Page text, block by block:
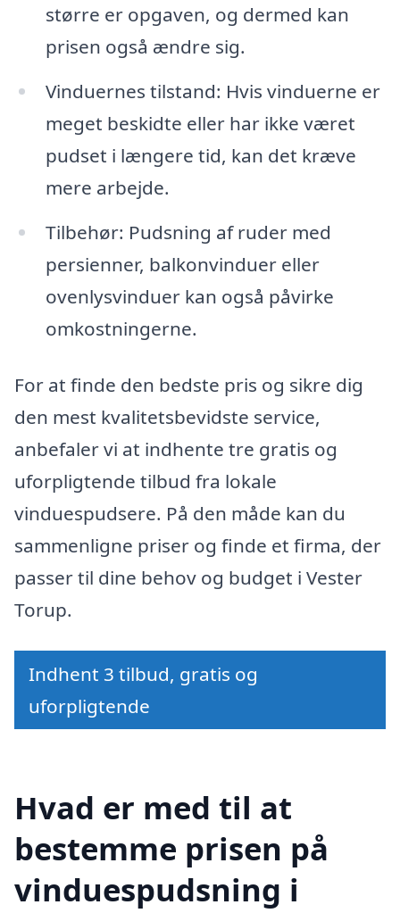
større er opgaven, og dermed kan
prisen også ændre sig.
Vinduernes tilstand: Hvis vinduerne er
meget beskidte eller har ikke været
pudset i længere tid, kan det kræve
mere arbejde.
Tilbehør: Pudsning af ruder med
persienner, balkonvinduer eller
ovenlysvinduer kan også påvirke
omkostningerne.
For at finde den bedste pris og sikre dig
den mest kvalitetsbevidste service,
anbefaler vi at indhente tre gratis og
uforpligtende tilbud fra lokale
vinduespudsere. På den måde kan du
sammenligne priser og finde et firma, der
passer til dine behov og budget i Vester
Torup.
Indhent 3 tilbud, gratis og
uforpligtende
Hvad er med til at
bestemme prisen på
vinduespudsning i